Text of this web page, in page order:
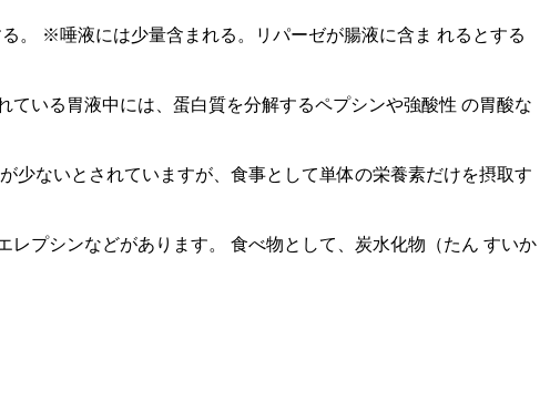
。 ※唾液には少量含まれる。リパーゼが腸液に含ま れるとする
いる胃液中には、蛋白質を分解するペプシンや強酸性 の胃酸な
少ないとされていますが、食事として単体の栄養素だけを摂取す
プシンなどがあります。 食べ物として、炭水化物（たん すいか